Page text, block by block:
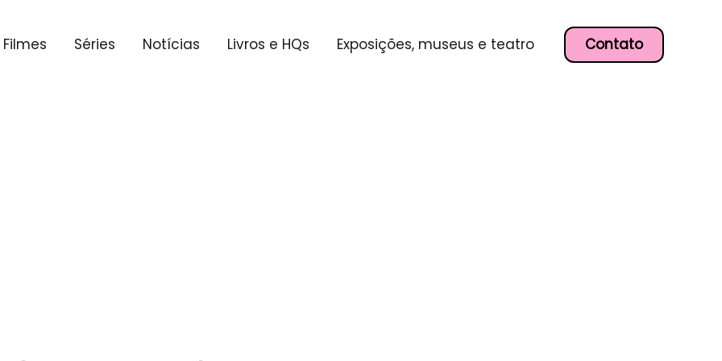
Filmes Séries Notícias Livros e HQs Exposições, museus e teatro Contato